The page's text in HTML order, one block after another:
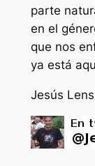
parte
en el
que nos
ya está
Jesús Lens